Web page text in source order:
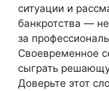
ситуации и
банкротства —
за
Своевременное
сыграть
Доверьте этот